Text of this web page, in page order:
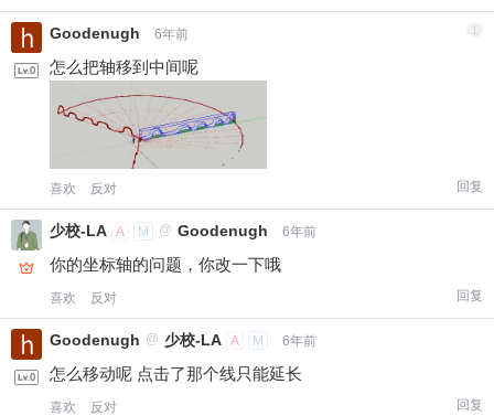
20 元
¥
立刻支付
Goodenugh 6年前
怎么把轴移到中间呢
喜欢 反对 回复
少校-LA A M @ Goodenugh 6年前
你的坐标轴的问题，你改一下哦
喜欢 反对 回复
Goodenugh @ 少校-LA A M 6年前
怎么移动呢 点击了那个线只能延长
喜欢 反对 回复
您没有权限发布内容，请购买会员或者提升权
限。
忘记密码？ 找回